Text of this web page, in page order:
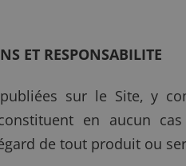
ET RESPONSABILITE
sur le Site, y
en aucun
de tout produit ou